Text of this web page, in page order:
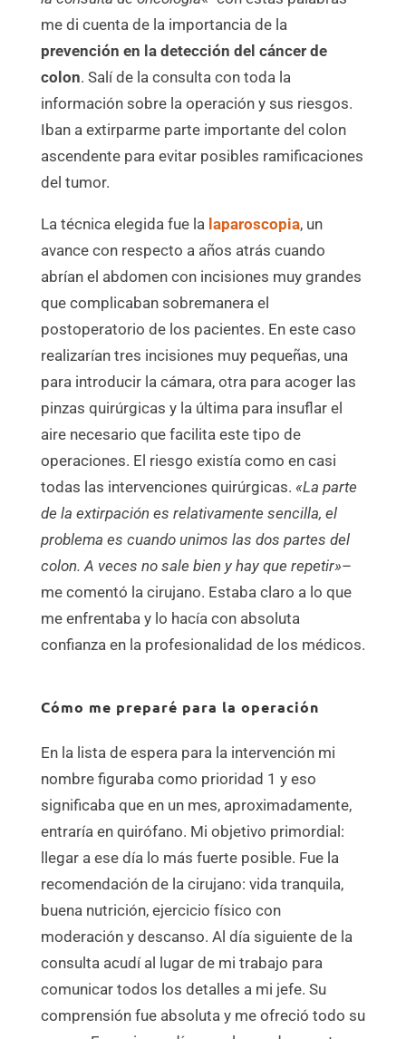
me di cuenta de la importancia de la
prevención en la detección del cáncer de
colon. Salí de la consulta con toda la
información sobre la operación y sus riesgos.
Iban a extirparme parte importante del colon
ascendente para evitar posibles ramificaciones
del tumor.
La técnica elegida fue la laparoscopia, un
avance con respecto a años atrás cuando
abrían el abdomen con incisiones muy grandes
que complicaban sobremanera el
postoperatorio de los pacientes. En este caso
realizarían tres incisiones muy pequeñas, una
para introducir la cámara, otra para acoger las
pinzas quirúrgicas y la última para insuflar el
aire necesario que facilita este tipo de
operaciones. El riesgo existía como en casi
todas las intervenciones quirúrgicas. «La parte
de la extirpación es relativamente sencilla, el
problema es cuando unimos las dos partes del
colon. A veces no sale bien y hay que repetir»–
me comentó la cirujano. Estaba claro a lo que
me enfrentaba y lo hacía con absoluta
confianza en la profesionalidad de los médicos.
Cómo me preparé para la operación
En la lista de espera para la intervención mi
nombre figuraba como prioridad 1 y eso
significaba que en un mes, aproximadamente,
entraría en quirófano. Mi objetivo primordial:
llegar a ese día lo más fuerte posible. Fue la
recomendación de la cirujano: vida tranquila,
buena nutrición, ejercicio físico con
moderación y descanso. Al día siguiente de la
consulta acudí al lugar de mi trabajo para
comunicar todos los detalles a mi jefe. Su
comprensión fue absoluta y me ofreció todo su